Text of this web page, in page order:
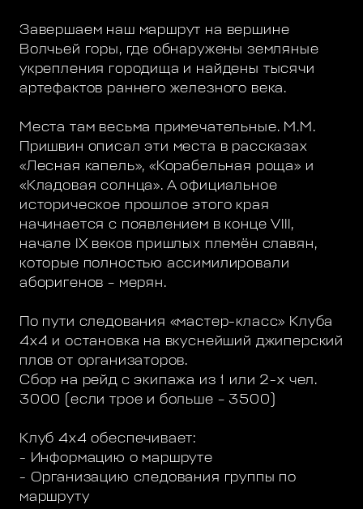
Завершаем наш маршрут на вершине
Волчьей горы, где обнаружены земляные
укрепления городища и найдены тысячи
артефактов раннего железного века.
Места там весьма примечательные. М.М.
Пришвин описал эти места в рассказах
«Лесная капель», «Корабельная роща» и
«Кладовая солнца». А официальное
историческое прошлое этого края
начинается с появлением в конце VIII,
начале IX веков пришлых племён славян,
которые полностью ассимилировали
аборигенов – мерян.
По пути следования «мастер-класс» Клуба
4х4 и остановка на вкуснейший джиперский
плов от организаторов.
Сбор на рейд с экипажа из 1 или 2-х чел.
3000 (если трое и больше – 3500)
Клуб 4х4 обеспечивает:
- Информацию о маршруте
- Организацию следования группы по
маршруту